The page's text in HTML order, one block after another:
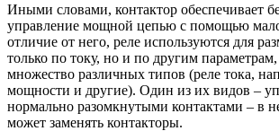
Иными словами, контактор обеспечивает
управление мощной цепью с помощью
отличие от него, реле используются для
только по току, но и по другим
множество различных типов (реле тока,
мощности и другие). Один из их видов –
нормально разомкнутыми контактами – в
может заменять контакторы.